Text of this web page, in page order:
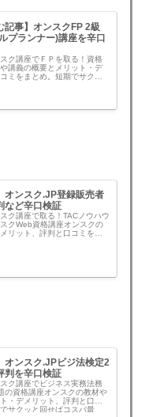
記事】オンスクFP 2級
プランナー)講座を辛口
ク講座でＦＰを取る！資格
講義の概要とメリット・デ
ミをまとめ。短期でサクッ
オンスク.JP登録販売者
など辛口検証
ク講座で取る！TACノウハウ
クWeb資格講座オンスクの
リット、評判と口コミをま
オンスク.JPビジ法検定2
判を辛口検証
ク講座でビジネス実務法務
の資格講座オンスクの教材や
・デメリット、評判と口コ
サクッと回せばコスパ最